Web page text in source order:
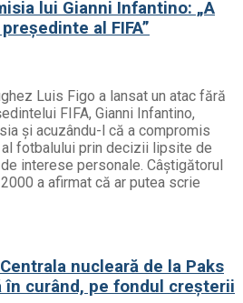
lui Gianni Infantino: „A
al FIFA”
Luis Figo a lansat un atac fără
FIFA, Gianni Infantino,
și acuzându-l că a compromis
fotbalului prin decizii lipsite de
interese personale. Câștigătorul
a afirmat că ar putea scrie
nucleară de la Paks
curând, pe fondul creșterii